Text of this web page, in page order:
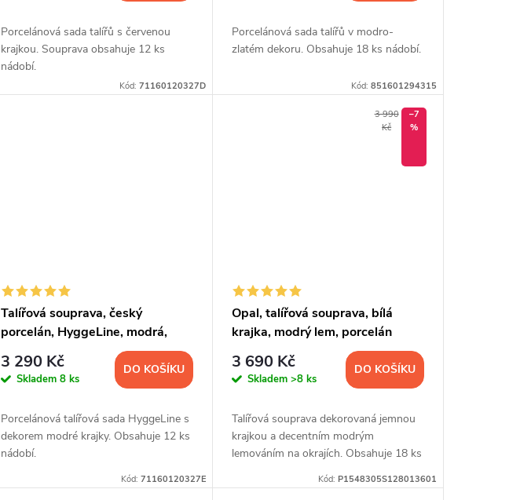
Porcelánová sada talířů s červenou
krajkou. Souprava obsahuje 12 ks
nádobí.
Kód: 71160120327D
Porcelánová sada talířů v modro-
zlatém dekoru. Obsahuje 18 ks nádobí.
Kód: 851601294315
Talířová souprava, český
porcelán, HyggeLine, modrá,
Leander, 12 d.
3 290 Kč
Skladem 8 ks
DO KOŠÍKU
Porcelánová talířová sada HyggeLine s
dekorem modré krajky. Obsahuje 12 ks
nádobí.
Kód: 71160120327E
3 990
Kč
–7
%
Opal, talířová souprava, bílá
krajka, modrý lem, porcelán
Thun, 18 d.
3 690 Kč
Skladem >8 ks
DO KOŠÍKU
Talířová souprava dekorovaná jemnou
krajkou a decentním modrým
lemováním na okrajích. Obsahuje 18 ks
Kód: P1548305S128013601